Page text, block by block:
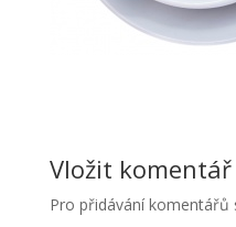
Vložit komentář
Pro přidávání komentářů